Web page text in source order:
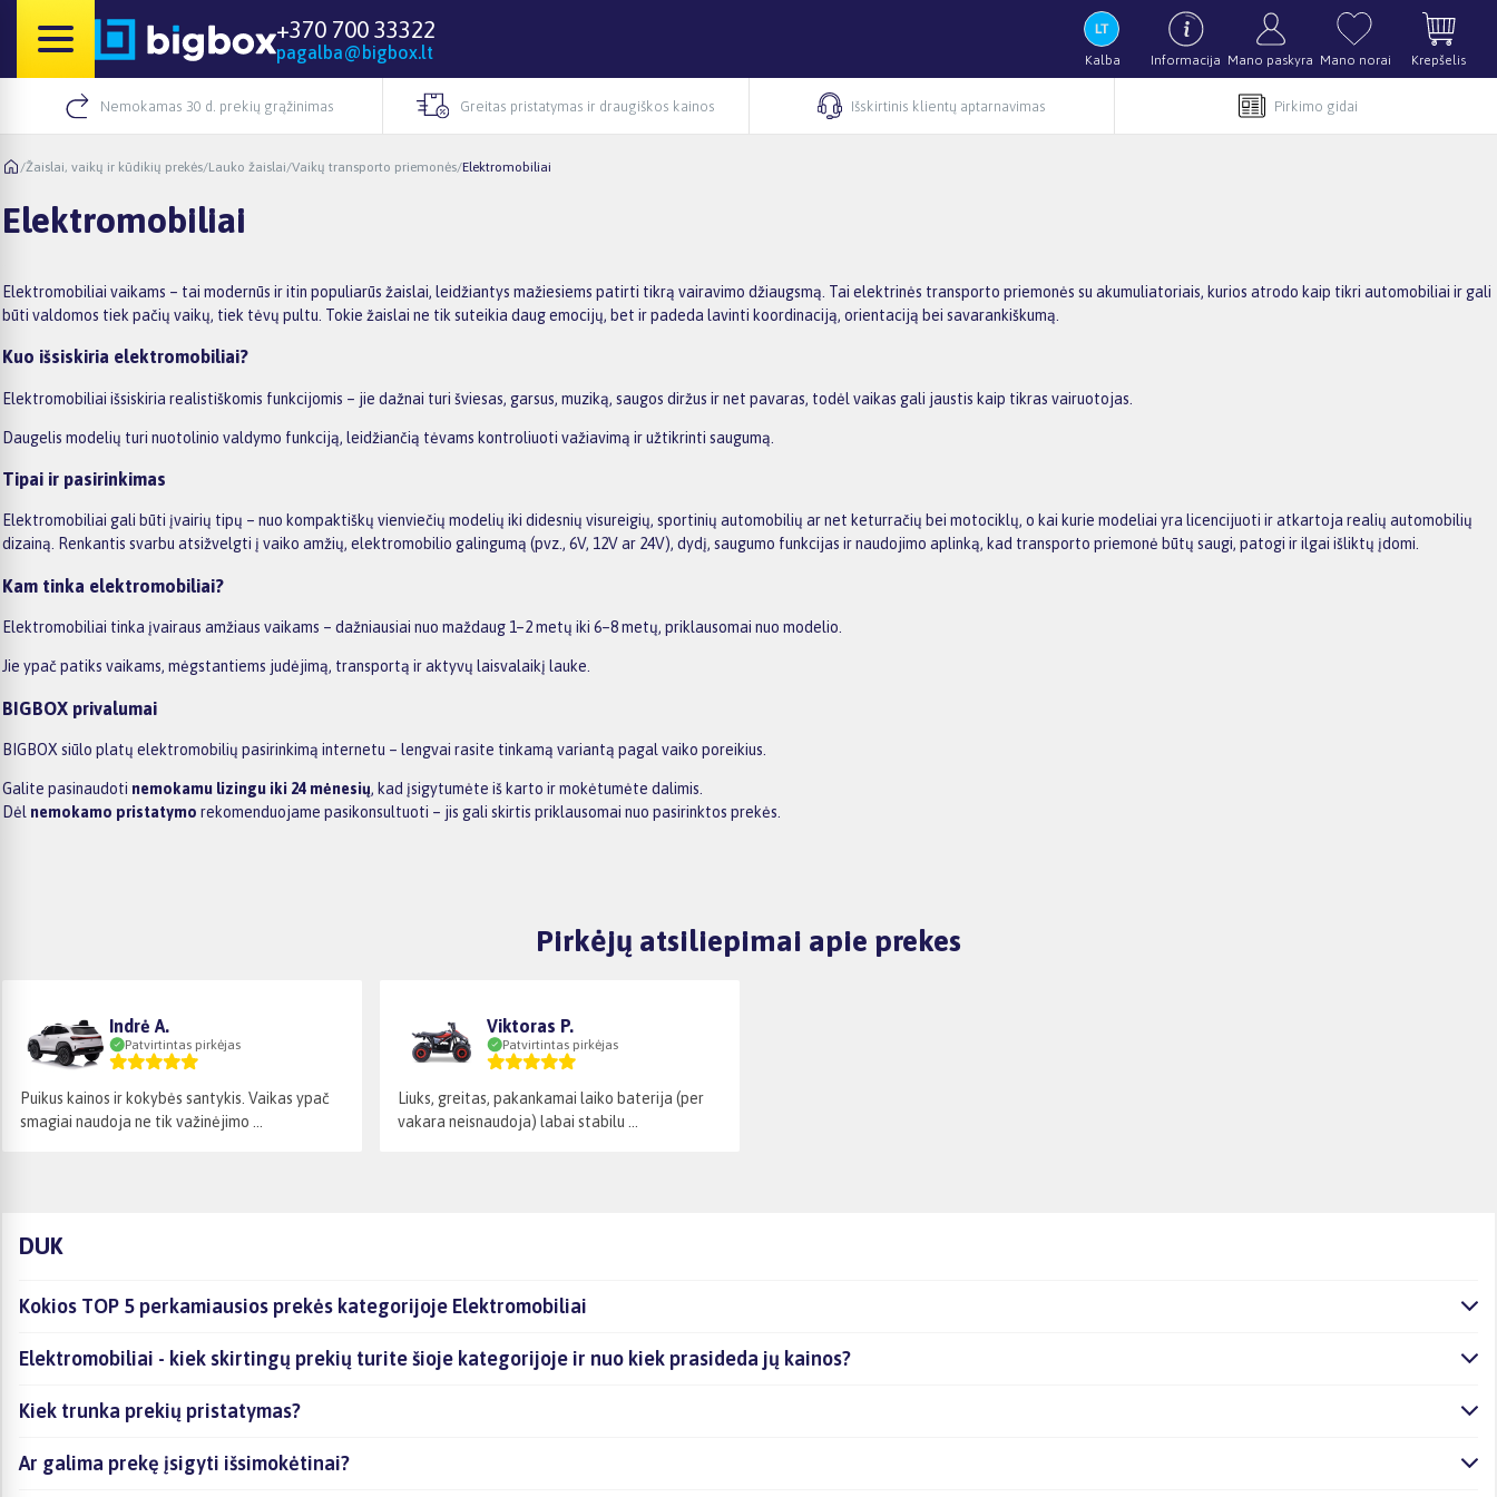
+370 700 33322
pagalba@bigbox.lt Kalba Informacija Mano paskyra Mano norai Krepšelis
Nemokamas 30 d. prekių grąžinimas Greitas pristatymas ir draugiškos kainos Išskirtinis klientų aptarnavimas Pirkimo gidai
/Žaislai, vaikų ir kūdikių prekės/Lauko žaislai/Vaikų transporto priemonės/Elektromobiliai
Elektromobiliai
Elektromobiliai vaikams – tai modernūs ir itin populiarūs žaislai, leidžiantys mažiesiems patirti tikrą vairavimo džiaugsmą. Tai elektrinės transporto priemonės su akumuliatoriais, kurios atrodo kaip tikri automobiliai ir gali
būti valdomos tiek pačių vaikų, tiek tėvų pultu. Tokie žaislai ne tik suteikia daug emocijų, bet ir padeda lavinti koordinaciją, orientaciją bei savarankiškumą.
Kuo išsiskiria elektromobiliai?
Elektromobiliai išsiskiria realistiškomis funkcijomis – jie dažnai turi šviesas, garsus, muziką, saugos diržus ir net pavaras, todėl vaikas gali jaustis kaip tikras vairuotojas.
Daugelis modelių turi nuotolinio valdymo funkciją, leidžiančią tėvams kontroliuoti važiavimą ir užtikrinti saugumą.
Tipai ir pasirinkimas
Elektromobiliai gali būti įvairių tipų – nuo kompaktiškų vienviečių modelių iki didesnių visureigių, sportinių automobilių ar net keturračių bei motociklų, o kai kurie modeliai yra licencijuoti ir atkartoja realių automobilių
dizainą. Renkantis svarbu atsižvelgti į vaiko amžių, elektromobilio galingumą (pvz., 6V, 12V ar 24V), dydį, saugumo funkcijas ir naudojimo aplinką, kad transporto priemonė būtų saugi, patogi ir ilgai išliktų įdomi.
Kam tinka elektromobiliai?
Elektromobiliai tinka įvairaus amžiaus vaikams – dažniausiai nuo maždaug 1–2 metų iki 6–8 metų, priklausomai nuo modelio.
Jie ypač patiks vaikams, mėgstantiems judėjimą, transportą ir aktyvų laisvalaikį lauke.
BIGBOX privalumai
BIGBOX siūlo platų elektromobilių pasirinkimą internetu – lengvai rasite tinkamą variantą pagal vaiko poreikius.
Galite pasinaudoti nemokamu lizingu iki 24 mėnesių, kad įsigytumėte iš karto ir mokėtumėte dalimis.
Dėl nemokamo pristatymo rekomenduojame pasikonsultuoti – jis gali skirtis priklausomai nuo pasirinktos prekės.
Pirkėjų atsiliepimai apie prekes
Indrė A.
Patvirtintas pirkėjas
Puikus kainos ir kokybės santykis. Vaikas ypač
smagiai naudoja ne tik važinėjimo ...
Viktoras P.
Patvirtintas pirkėjas
Liuks, greitas, pakankamai laiko baterija (per
vakara neisnaudoja) labai stabilu ...
DUK
Kokios TOP 5 perkamiausios prekės kategorijoje Elektromobiliai
Elektromobiliai - kiek skirtingų prekių turite šioje kategorijoje ir nuo kiek prasideda jų kainos?
Kiek trunka prekių pristatymas?
Ar galima prekę įsigyti išsimokėtinai?